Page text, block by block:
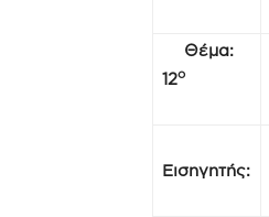
Θέμα:
12ο
Εισηγητής: